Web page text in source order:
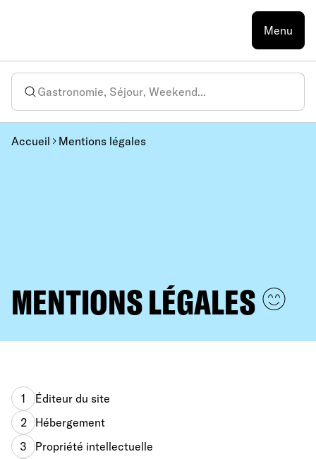
Menu
Accueil Mentions légales
MENTIONS LÉGALES
1
Éditeur du site
2
Hébergement
3
Propriété intellectuelle